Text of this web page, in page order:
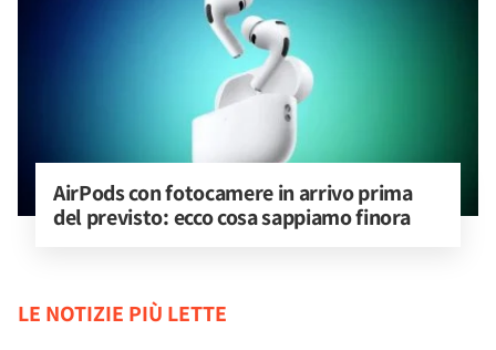
AirPods con fotocamere in arrivo prima
del previsto: ecco cosa sappiamo finora
LE NOTIZIE PIÙ LETTE